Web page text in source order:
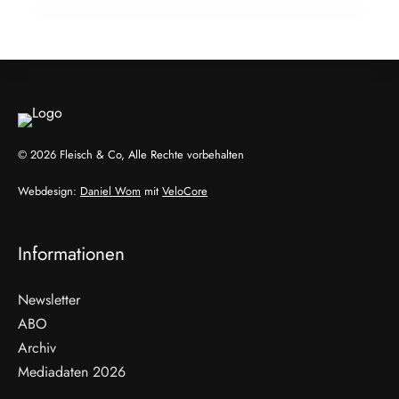
© 2026 Fleisch & Co, Alle Rechte vorbehalten
Webdesign: Daniel Wom mit VeloCore
Informationen
Newsletter
ABO
Archiv
Mediadaten 2026